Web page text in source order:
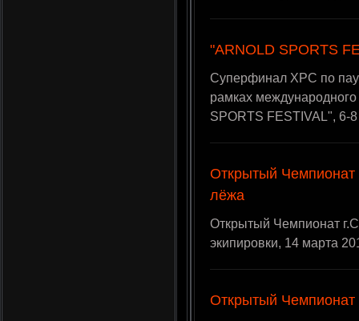
"ARNOLD SPORTS
Суперфинал ХРС по
рамках
SPORTS FESTIVAL", 6-
Открытый Чемпионат
лёжа
Открытый Чемпионат
экипировки, 14 марта
Открытый Чемпионат